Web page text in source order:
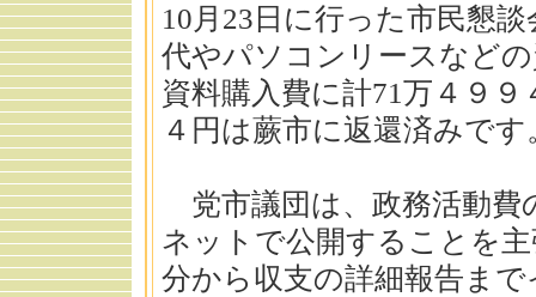
10月23日に行った市民懇
代やパソコンリースなど
資料購入費に計71万４９
４円は蕨市に返還済みです
党市議団は、政務活動費
ネットで公開することを
分から収支の詳細報告ま